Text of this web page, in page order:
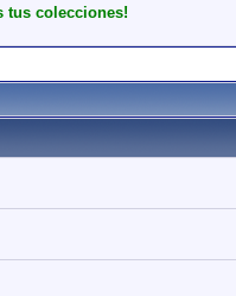
tus colecciones!